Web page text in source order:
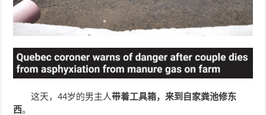
这天，44岁的男主人带着工具箱，来到自家粪池修东
西。